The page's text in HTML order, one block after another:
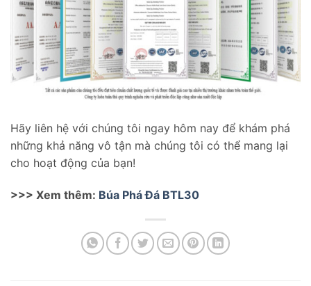
Hãy liên hệ với chúng tôi ngay hôm nay để khám phá
những khả năng vô tận mà chúng tôi có thể mang lại
cho hoạt động của bạn!
>>> Xem thêm: Búa Phá Đá BTL30